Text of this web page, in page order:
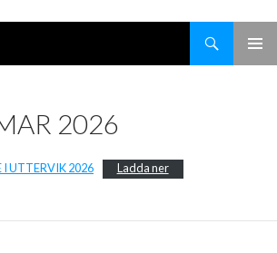
2026
UTTERVIK 2026 Ladda ner